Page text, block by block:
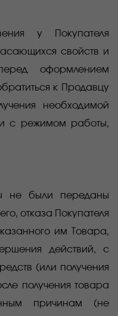
у Покупателя
свойств и
оформлением
к Продавцу
необходимой
с режимом работы,
не были переданы
отказа Покупателя
им Товара,
действий, с
(или получения
получения товара
причинам (не